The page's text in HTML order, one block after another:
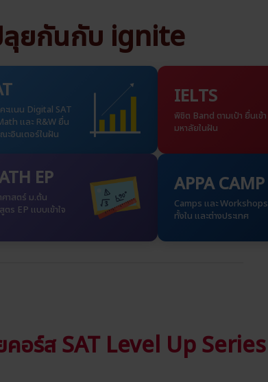
ลุยกันกับ ignite
ะแนน Digital SAT
และ R&W ยื่น
ณะอินเตอร์ในฝัน
IELTS
พิชิต Band ตามเป้า ยื่นเข้า
มหาลัยในฝัน
EP
าสตร์ ม.ต้น
ตร EP แบบเข้าใจ
APPA CAMP
Camps และ Workshops
ทั้งใน และต่างประเทศ
คอร์ส SAT Level Up Series